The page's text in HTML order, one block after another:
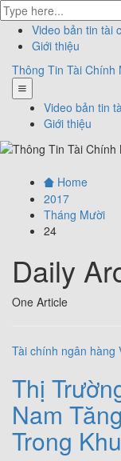
Video bản tin tài
Giới thiệu
Thông Tin Tài Chính
Video bản tin
Giới thiệu
Home
2017
Tháng Mười
24
Daily
One Article
Tài chính ngân hàng
Thị
Nam
Trong